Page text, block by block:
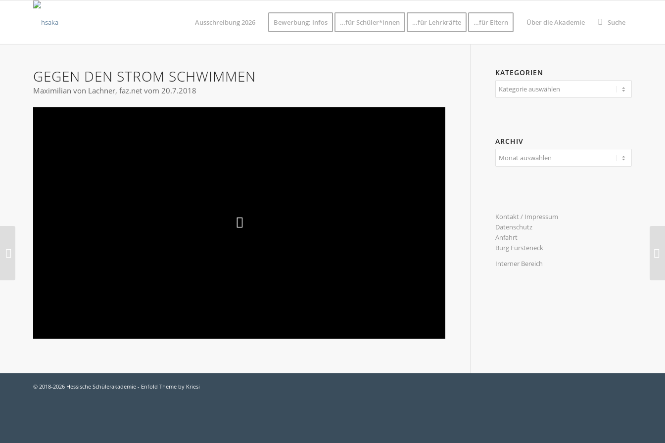
Ausschreibung 2026 Bewerbung: Infos …für Schüler*innen …für Lehrkräfte …für Eltern Über die Akademie Suche
GEGEN DEN STROM SCHWIMMEN
Maximilian von Lachner, faz.net vom 20.7.2018
KATEGORIEN
Kategorien
ARCHIV
Kontakt / Impressum
Datenschutz
Anfahrt
Burg Fürsteneck
Interner Bereich
© 2018-2026 Hessische Schülerakademie - Enfold Theme by Kriesi